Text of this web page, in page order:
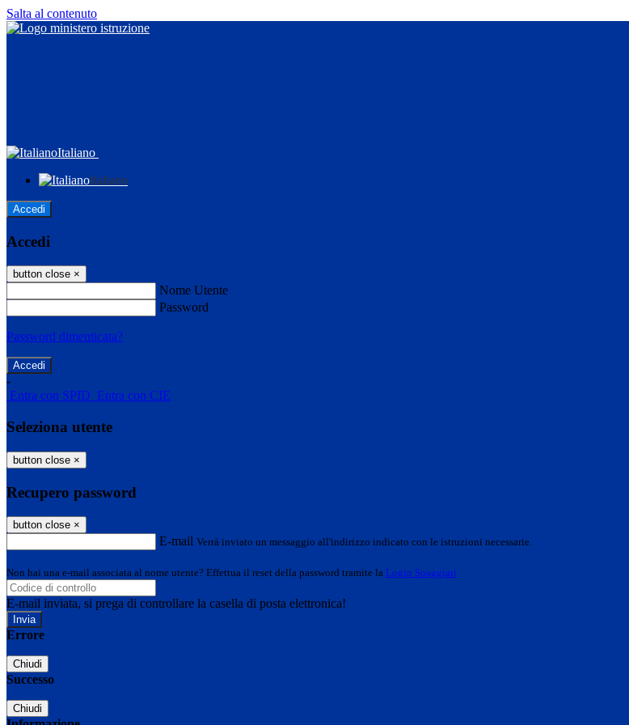
Salta al contenuto
Italiano
Italiano
Accedi
Accedi
button close ×
Nome Utente
Password
Password dimenticata?
-
Entra con SPID Entra con CIE
Seleziona utente
button close ×
Recupero password
button close ×
E-mail Verrà inviato un messaggio all'indirizzo indicato con le istruzioni necessarie.
Non hai una e-mail associata al nome utente? Effettua il reset della password tramite la Login Spaggiari
E-mail inviata, si prega di controllare la casella di posta elettronica!
Errore
Chiudi
Successo
Chiudi